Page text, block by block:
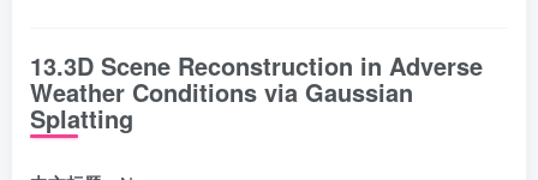
13.3D Scene Reconstruction in Adverse
Weather Conditions via Gaussian
Splatting